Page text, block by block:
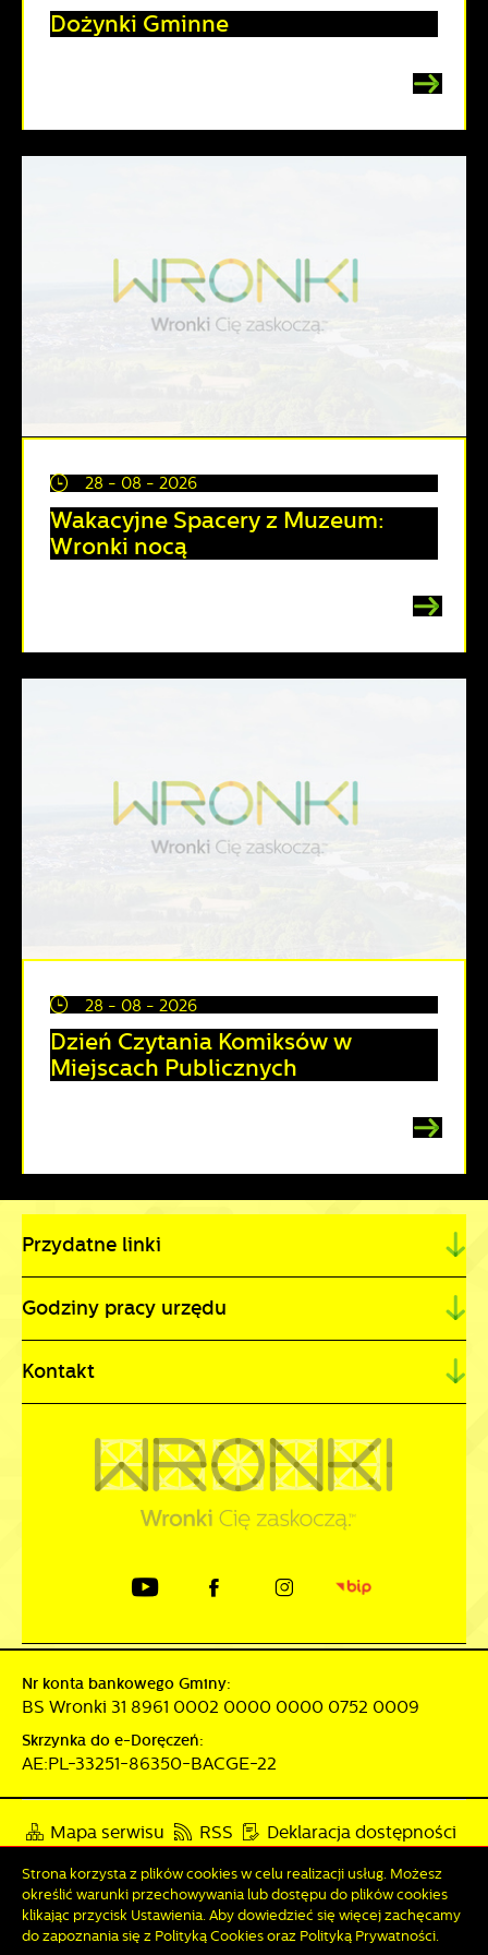
Dożynki Gminne
28 - 08 - 2026
Wakacyjne Spacery z Muzeum:
Wronki nocą
28 - 08 - 2026
Dzień Czytania Komiksów w
Miejscach Publicznych
Przydatne linki
Godziny pracy urzędu
Kontakt
Nr konta bankowego Gminy:
BS Wronki 31 8961 0002 0000 0000 0752 0009
Skrzynka do e-Doręczeń:
AE:PL-33251-86350-BACGE-22
Mapa serwisu RSS
Deklaracja dostępności
Polityka prywatności
Sygnalista
Odwiedzin: 3862734 Online: 296
Strona korzysta z plików cookies w celu realizacji usług. Możesz
określić warunki przechowywania lub dostępu do plików cookies
klikając przycisk Ustawienia. Aby dowiedzieć się więcej zachęcamy
do zapoznania się z Polityką Cookies oraz Polityką Prywatności.